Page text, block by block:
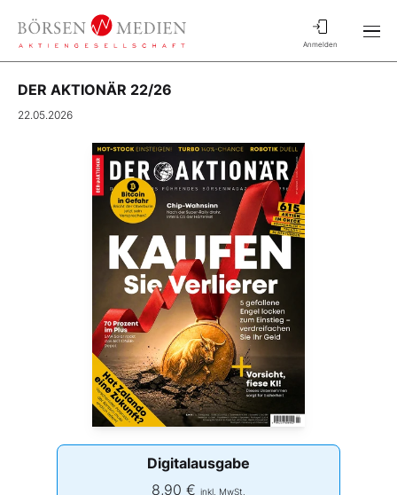
Anmelden
DER AKTIONÄR 22/26
22.05.2026
Digitalausgabe
8,90 € inkl. MwSt.